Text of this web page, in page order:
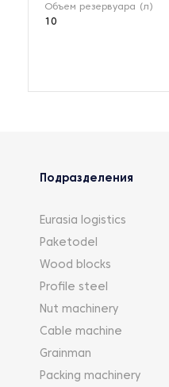
Объем резервуара (л)
10
Подразделения
Eurasia logistics
Paketodel
Wood blocks
Profile steel
Nut machinery
Cable machine
Grainman
Packing machinery